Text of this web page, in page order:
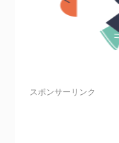
スポンサーリンク